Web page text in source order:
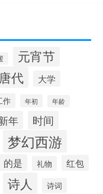
元宵节
唐代
大学
作 年初 年龄
年 时间
梦幻西游
的是 礼物 红包
诗人 诗词